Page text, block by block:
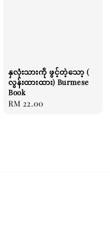
နှလုံးသားကို ဖွင့်တဲ့သော့ (
လွန်းထားထား) Burmese
Book
Regular
RM 22.00